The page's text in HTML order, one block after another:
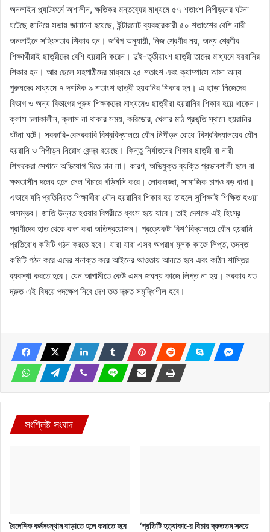
অনলাইন প্ল্যাটফর্মে অশালীন, ক্ষতিকর মন্তব্যের মাধ্যমে ৫৭ শতাংশ নিপীড়নের ঘটনা
ঘটেছে জানিয়ে সভায় জানানো হয়েছে, ইন্টারনেট ব্যবহারকারী ৫০ শতাংশের বেশি নারী
অনলাইনে সহিংসতার শিকার হন। জরিপ অনুযায়ী, নিজ শ্রেণীর নয়, অন্য শ্রেণীর
শিক্ষার্থীরাই ছাত্রীদের বেশি হয়রানি করেন। দুই-তৃতীয়াংশ ছাত্রী তাদের মাধ্যমে হয়রানির
শিকার হন। আর ছেলে সহপাঠীদের মাধ্যমে ২৫ শতাংশ এবং ক্যাম্পাসে আসা অন্য
পুরুষদের মাধ্যমে ৭ দশমিক ৯ শতাংশ ছাত্রী হয়রানির শিকার হন। এ ছাড়া নিজেদের
বিভাগ ও অন্য বিভাগের পুরুষ শিক্ষকদের মাধ্যমেও ছাত্রীরা হয়রানির শিকার হয়ে থাকেন।
ক্লাস চলাকালীন, ক্লাস না থাকার সময়, করিডোর, খেলার মাঠ প্রভৃতি স্থানে হয়রানির
ঘটনা ঘটে। সরকারি-বেসরকারি বিশ্ববিদ্যালয়ে যৌন নিপীড়ন রোধে ‘বিশ্ববিদ্যালয়ের যৌন
হয়রানি ও নিপীড়ন নিরোধ কেন্দ্র রয়েছে। কিন্তু নির্যাতনের শিকার ছাত্রী বা নারী
শিক্ষকেরা সেখানে অভিযোগ দিতে চান না। কারণ, অভিযুক্ত ব্যক্তি প্রভাবশালী হলে বা
ক্ষমতাসীন দলের হলে সেল বিচারে গড়িমসি করে। লোকলজ্জা, সামাজিক চাপও বড় বাধা।
এভাবে যদি প্রতিনিয়ত শিক্ষার্থীরা যৌন হয়রানির শিকার হয় তাহলে সুশিক্ষাই শিক্ষিত হওয়া
অসম্ভব। জাতি উন্নত হওয়ার বিপরীতে ধ্বংস হয়ে যাবে। তাই দেশকে এই হিংস্র
প্রাণীদের হাত থেকে রক্ষা করা অতিপ্রয়োজন। প্রত্যেকটা বিশ^বিদ্যালয়ে যৌন হয়রানি
প্রতিরোধ কমিটি গঠন করতে হবে। যারা যারা এসব অপরাধ মূলক কাজে লিপ্ত, তদন্ত
কমিটি গঠন করে এদের শনাক্ত করে আইনের আওতায় আনতে হবে এবং কঠিন শাস্তির
ব্যবস্থা করতে হবে। যেন আগামীতে কেউ এমন জঘন্য কাজে লিপ্ত না হয়। সরকার যত
দ্রুত এই বিষয়ে পদক্ষেপ নিবে দেশ তত দ্রুত সমৃদ্ধিশীল হবে।
সংশ্লিষ্ট সংবাদ
বৈদেশিক কর্মসংস্থান বাড়াতে হলে কমাতে হবে ‘প্রতিটি হত্যাকা-ের বিচার দ্রুততম সময়ে